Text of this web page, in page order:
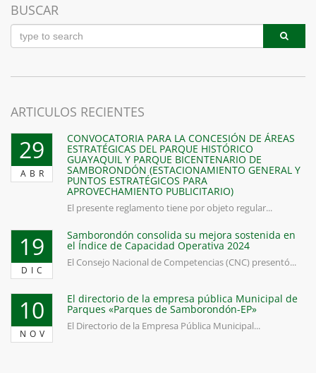
BUSCAR
ARTICULOS RECIENTES
29
ABR
CONVOCATORIA PARA LA CONCESIÓN DE ÁREAS
ESTRATÉGICAS DEL PARQUE HISTÓRICO
GUAYAQUIL Y PARQUE BICENTENARIO DE
SAMBORONDÓN (ESTACIONAMIENTO GENERAL Y
PUNTOS ESTRATÉGICOS PARA
APROVECHAMIENTO PUBLICITARIO)
El presente reglamento tiene por objeto regular...
19
DIC
Samborondón consolida su mejora sostenida en
el Índice de Capacidad Operativa 2024
El Consejo Nacional de Competencias (CNC) presentó...
10
NOV
El directorio de la empresa pública Municipal de
Parques «Parques de Samborondón-EP»
El Directorio de la Empresa Pública Municipal...